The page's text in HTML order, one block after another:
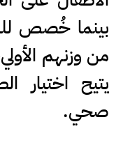
يتيح اختيار
صحي.